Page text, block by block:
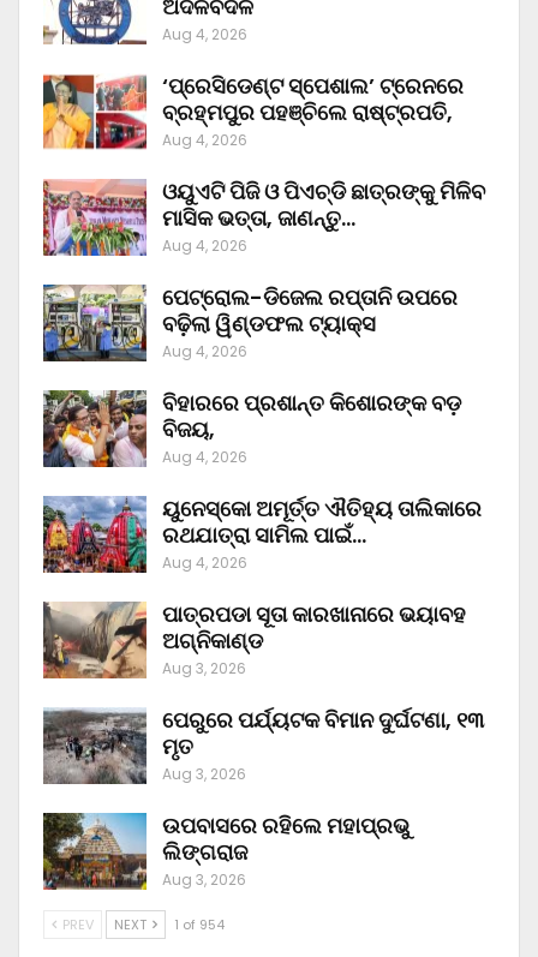
ଅଦଳବଦଳ
Aug 4, 2026
‘ପ୍ରେସିଡେଣ୍ଟ ସ୍ପେଶାଲ’ ଟ୍ରେନରେ
ବ୍ରହ୍ମପୁର ପହଞ୍ଚିଲେ ରାଷ୍ଟ୍ରପତି,
Aug 4, 2026
ଓୟୁଏଟି ପିଜି ଓ ପିଏଚ୍‌ଡି ଛାତ୍ରଙ୍କୁ ମିଳିବ
ମାସିକ ଭତ୍ତା, ଜାଣନ୍ତୁ…
Aug 4, 2026
ପେଟ୍ରୋଲ-ଡିଜେଲ ରପ୍ତାନି ଉପରେ
ବଢ଼ିଲା ୱିଣ୍ଡଫଲ ଟ୍ୟାକ୍ସ
Aug 4, 2026
ବିହାରରେ ପ୍ରଶାନ୍ତ କିଶୋରଙ୍କ ବଡ଼
ବିଜୟ,
Aug 4, 2026
ୟୁନେସ୍କୋ ଅମୂର୍ତ୍ତ ଐତିହ୍ୟ ତାଲିକାରେ
ରଥଯାତ୍ରା ସାମିଲ ପାଇଁ…
Aug 4, 2026
ପାତ୍ରପଡା ସୂତା କାରଖାନାରେ ଭୟାବହ
ଅଗ୍ନିକାଣ୍ଡ
Aug 3, 2026
ପେରୁରେ ପର୍ଯ୍ୟଟକ ବିମାନ ଦୁର୍ଘଟଣା, ୧୩
ମୃତ
Aug 3, 2026
ଉପବାସରେ ରହିଲେ ମହାପ୍ରଭୁ
ଲିଙ୍ଗରାଜ
Aug 3, 2026
PREV NEXT 1 of 954